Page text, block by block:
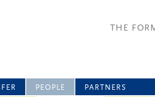
THE
PEOPLE PARTNERS